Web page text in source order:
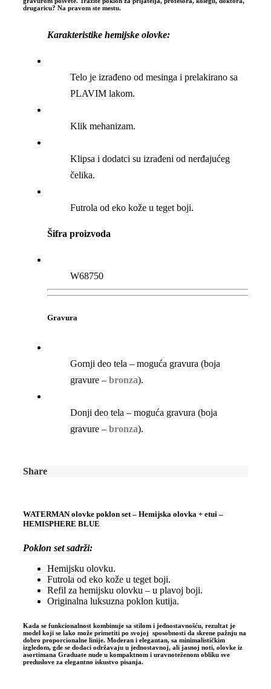
drugaricu? Na pravom ste mestu.
Karakteristike hemijske olovke:
Telo je izrađeno od mesinga i prelakirano sa
PLAVIM lakom.
Klik mehanizam.
Klipsa i dodatci su izrađeni od nerđajućeg
čelika.
Futrola od eko kože u teget boji.
Šifra proizvoda
W68750
Gravura
Gornji deo tela – moguća gravura (boja
gravure –bronza).
Donji deo tela – moguća gravura (boja
gravure –bronza).
Share
WATERMAN olovke poklon set – Hemijska olovka + etui –
HEMISPHERE BLUE
Poklon set sadrži:
Hemijsku olovku.
Futrola od eko kože u teget boji.
Refil za hemijsku olovku – u plavoj boji.
Originalna luksuzna poklon kutija.
Kada se funkcionalnost kombinuje sa stilom i jednostavnošću, rezultat je
model koji se lako može primetiti po svojoj sposobnosti da skrene pažnju na
dobro proporcionalne linije. Moderan i elegantan, sa minimalističkim
izgledom, gde se dodaci održavaju u jednostavnoj, ali jasnoj noti, olovke iz
asortimana Graduate nude u kompaktnom i uravnoteženom obliku sve
preduslove za elegantno iskustvo pisanja.